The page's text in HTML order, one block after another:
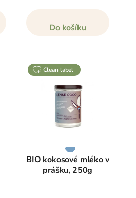
Do košíku
clean label
BIO kokosové mléko v
prášku, 250g